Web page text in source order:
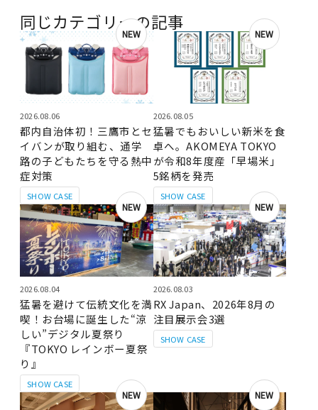
同じカテゴリーの記事
NEW
SHOW CASE
2026.08.06
都内自治体初！三鷹市とセ
イバンが取り組む、通学
路の子どもたちを守る熱中
症対策
NEW
SHOW CASE
2026.08.05
猛暑でもおいしい新米を食
卓へ。AKOMEYA TOKYO
が令和8年度産「早場米」
5銘柄を発売
NEW
SHOW CASE
2026.08.04
猛暑を避けて伝統文化を満
喫！お台場に誕生した“涼
しい”デジタル夏祭り
『TOKYO レインボー夏祭
り』
NEW
SHOW CASE
2026.08.03
RX Japan、2026年8月の
注目展示会3選
NEW NEW